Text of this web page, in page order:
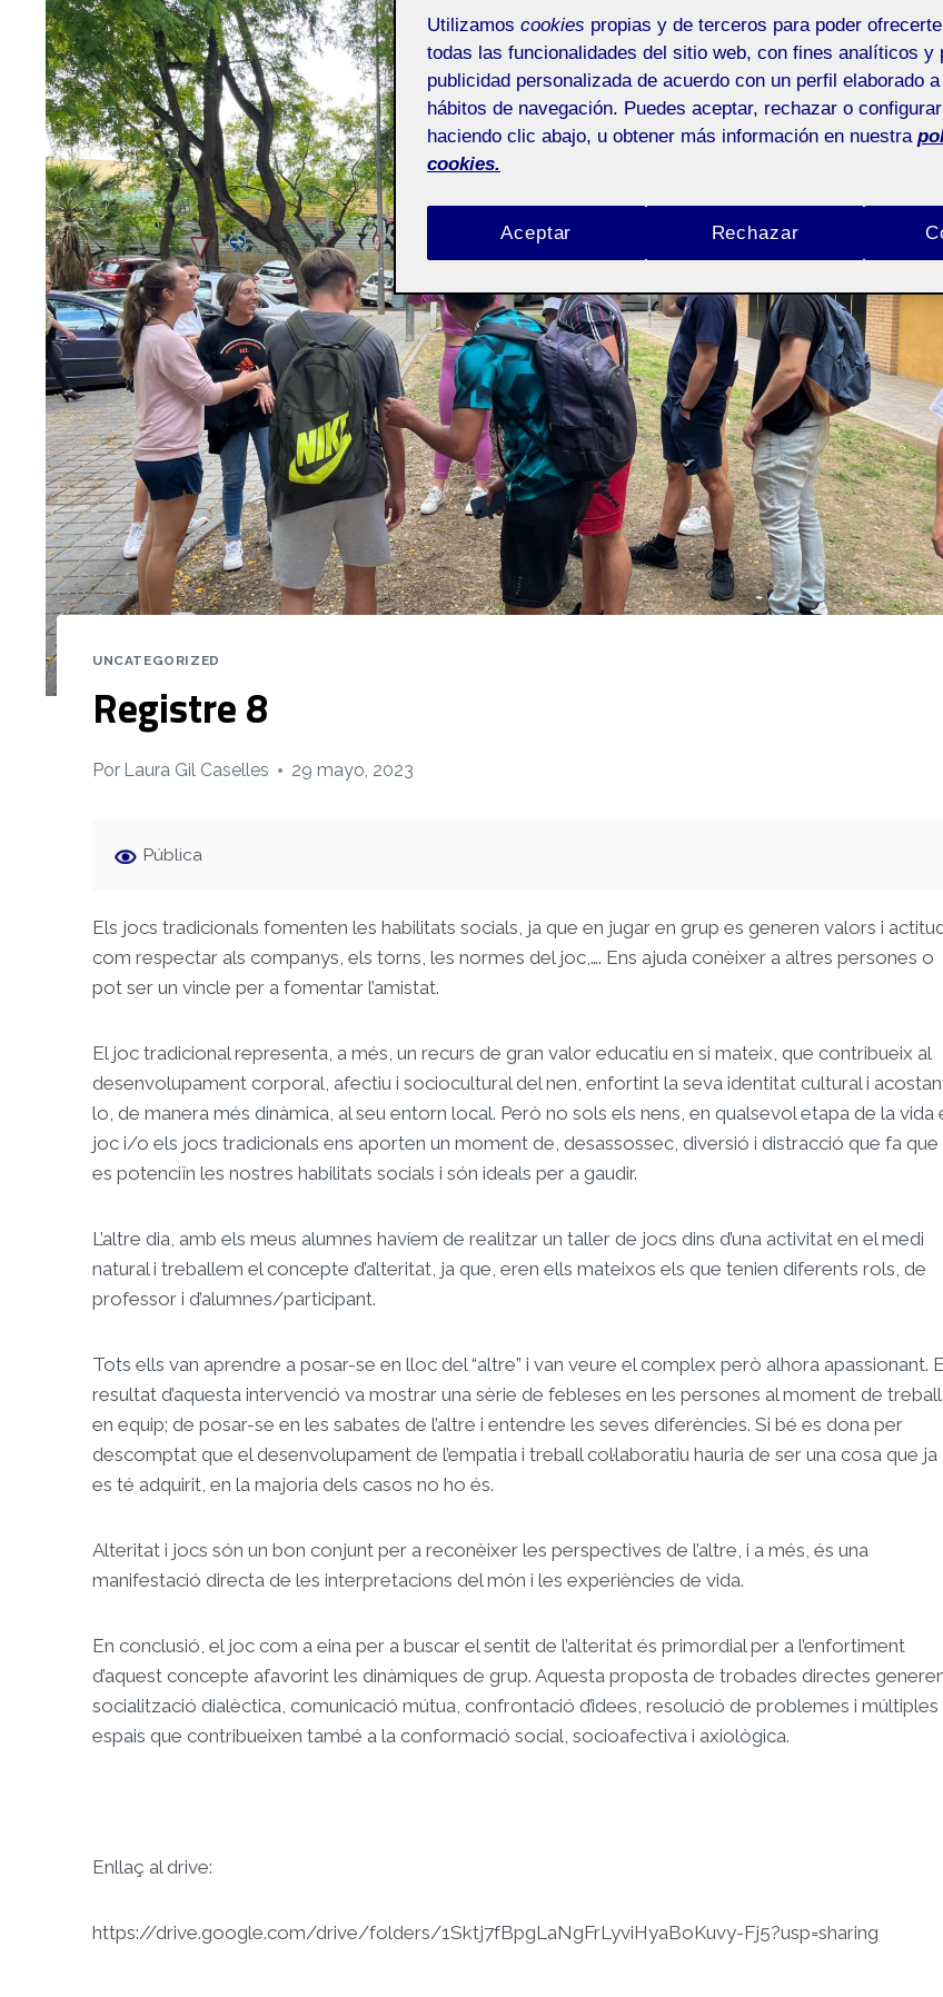
UNCATEGORIZED
Registre 8
Por Laura Gil Caselles 29 mayo, 2023
Pública
Els jocs tradicionals fomenten les habilitats socials, ja que en jugar en grup es generen valors i
com respectar als companys, els torns, les normes del joc,…. Ens ajuda conèixer a altres persones o
pot ser un vincle per a fomentar l’amistat.
El joc tradicional representa, a més, un recurs de gran valor educatiu en si mateix, que contribueix al
desenvolupament corporal, afectiu i sociocultural del nen, enfortint la seva identitat cultural i
lo, de manera més dinàmica, al seu entorn local. Però no sols els nens, en qualsevol etapa de la vida
joc i/o els jocs tradicionals ens aporten un moment de, desassossec, diversió i distracció que fa que
es potenciïn les nostres habilitats socials i són ideals per a gaudir.
L’altre dia, amb els meus alumnes havíem de realitzar un taller de jocs dins d’una activitat en el medi
natural i treballem el concepte d’alteritat, ja que, eren ells mateixos els que tenien diferents rols, de
professor i d’alumnes/participant.
Tots ells van aprendre a posar-se en lloc del “altre” i van veure el complex però alhora apassionant.
resultat d’aquesta intervenció va mostrar una sèrie de febleses en les persones al moment de
en equip; de posar-se en les sabates de l’altre i entendre les seves diferències. Si bé es dona per
descomptat que el desenvolupament de l’empatia i treball col·laboratiu hauria de ser una cosa que ja
es té adquirit, en la majoria dels casos no ho és.
Alteritat i jocs són un bon conjunt per a reconèixer les perspectives de l’altre, i a més, és una
manifestació directa de les interpretacions del món i les experiències de vida.
En conclusió, el joc com a eina per a buscar el sentit de l’alteritat és primordial per a l’enfortiment
d’aquest concepte afavorint les dinàmiques de grup. Aquesta proposta de trobades directes
socialització dialèctica, comunicació mútua, confrontació d’idees, resolució de problemes i múltiples
espais que contribueixen també a la conformació social, socioafectiva i axiològica.
Enllaç al drive:
https://drive.google.com/drive/folders/1Sktj7fBpgLaNgFrLyviHyaBoKuvy-Fj5?usp=sharing
Utilizamos cookies propias y de terceros para poder
todas las funcionalidades del sitio web, con fines analíticos y
publicidad personalizada de acuerdo con un perfil elaborado
hábitos de navegación. Puedes aceptar, rechazar o
haciendo clic abajo, u obtener más información en nuestra
cookies.
Rechazar
Aceptar